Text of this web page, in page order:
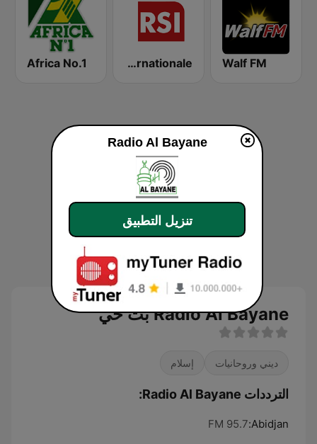
Walf FM
RSI - Radio Sénégal Internationale
Africa No.1
Radio Al Bayane بث حي
ديني وروحانيات إسلام
الترددات Radio Al Bayane:
Abidjan:
95.7 FM
Radio Al Bayane
تنزيل التطبيق